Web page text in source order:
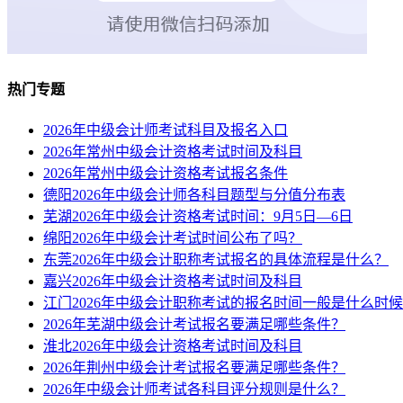
热门专题
2026年中级会计师考试科目及报名入口
2026年常州中级会计资格考试时间及科目
2026年常州中级会计资格考试报名条件
德阳2026年中级会计师各科目题型与分值分布表
芜湖2026年中级会计资格考试时间：9月5日—6日
绵阳2026年中级会计考试时间公布了吗？
东莞2026年中级会计职称考试报名的具体流程是什么？
嘉兴2026年中级会计资格考试时间及科目
江门2026年中级会计职称考试的报名时间一般是什么时
2026年芜湖中级会计考试报名要满足哪些条件？
淮北2026年中级会计资格考试时间及科目
2026年荆州中级会计考试报名要满足哪些条件？
2026年中级会计师考试各科目评分规则是什么？